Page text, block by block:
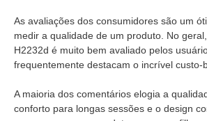
As avaliações dos consumidores são um
medir a qualidade de um produto. No
H2232d é muito bem avaliado pelos
frequentemente destacam o incrível custo-
A maioria dos comentários elogia a
conforto para longas sessões e o design